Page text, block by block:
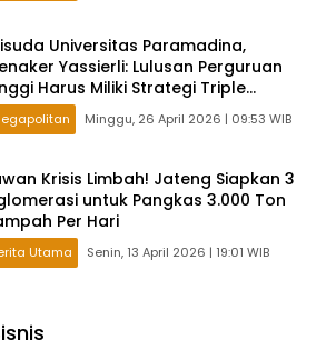
Universitas Paramadina,
Yassierli: Lulusan Perguruan
Harus Miliki Strategi Triple
Minggu, 26 April 2026 | 09:53 WIB
Krisis Limbah! Jateng Siapkan 3
untuk Pangkas 3.000 Ton
Per Hari
Utama Senin, 13 April 2026 | 19:01 WIB